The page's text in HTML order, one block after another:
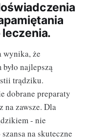
wynika, że
najlepszą
trądziku.
dobrane preparaty
na zawsze. Dla
- nie
na skuteczne